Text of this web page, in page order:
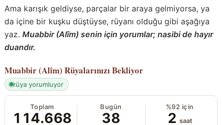
Ama karışık geldiyse, parçalar bir araya gelmiyorsa, ya
da içine bir kuşku düştüyse, rüyanı olduğu gibi aşağıya
yaz. Muabbir (Alîm) senin için yorumlar; nasibi de hayır
duandır.
Muabbir (Alîm) Rüyalarınızı Bekliyor
rüya yorumluyor
Toplam
114.668
Bugün
38
%92 için
2 saat